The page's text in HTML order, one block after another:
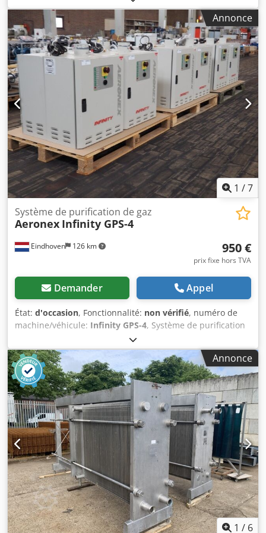
Année de fabrication : 1991 Numéro de fabrication : 1992
Type de cartouche filtrante : cartouche Volume : 105 litres
Type de vis de serrage : M20 x 85 A2 (10 pièces)
Cartouches : Nombre : 16 pièces Longueur : 73 cm Maille :
5 x 3 mm (longueur x largeur) Réservoir : Pression de
service admissible (bar) : liquide 10 / gaz 10 Température
de service admissible (°C) : liquide 85 / gaz 85 Dimensions :
Hauteur : environ 1,78 m Largeur : environ 56 cm Poids :
environ 150 kg En très bon état !
Annonce
1 /7
Eindhoven 126 km
Système de purification de gaz
Aeronex Infinity GPS-4
950 €
prix fixe hors TVA
Demander Appel
État: d'occasion, Fonctionnalité: non vérifié, numéro de
machine/véhicule: Infinity GPS-4, Système de purification
de gaz Aeronex Infinity GPS-4 d'occasion Crodpfjxn Nc Uex
Al Dof Fabricant : Aeronex Inc. Modèle : Infinity GPS-4
Description : Armoires de purification de gaz CDA /
système d’autorégénération / purificateurs Débit max : 130
SLM Pression max : 150 PSIG Filtration : 0,003 micron 220V
(norme UE)
Annonce
1 / 6